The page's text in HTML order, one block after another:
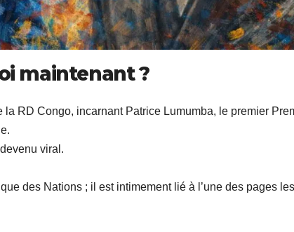
maintenant ?
RD Congo, incarnant Patrice Lumumba, le premier
viral.
des Nations ; il est intimement lié à l’une des pages